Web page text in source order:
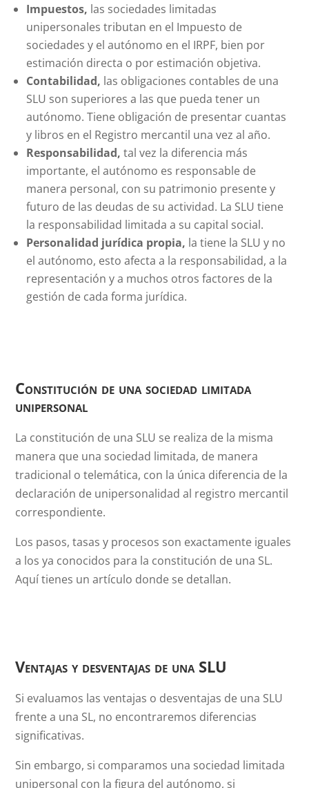
Impuestos, las sociedades limitadas
unipersonales tributan en el Impuesto de
sociedades y el autónomo en el IRPF, bien por
estimación directa o por estimación objetiva.
Contabilidad, las obligaciones contables de una
SLU son superiores a las que pueda tener un
autónomo. Tiene obligación de presentar cuantas
y libros en el Registro mercantil una vez al año.
Responsabilidad,tal vez la diferencia más
importante, el autónomo es responsable de
manera personal, con su patrimonio presente y
futuro de las deudas de su actividad. La SLU tiene
la responsabilidad limitada a su capital social.
Personalidad jurídica propia, la tiene la SLU y no
el autónomo, esto afecta a la responsabilidad, a la
representación y a muchos otros factores de la
gestión de cada forma jurídica.
Constitución de una sociedad limitada
unipersonal
La constitución de una SLU se realiza de la misma
manera que una sociedad limitada, de manera
tradicional o telemática, con la única diferencia de la
declaración de unipersonalidad al registro mercantil
correspondiente.
Los pasos, tasas y procesos son exactamente iguales
a los ya conocidos para la constitución de una SL.
Aquí tienes un artículo donde se detallan.
Ventajas y desventajas de una SLU
Si evaluamos las ventajas o desventajas de una SLU
frente a una SL, no encontraremos diferencias
significativas.
Sin embargo, si comparamos una sociedad limitada
unipersonal con la figura del autónomo, si